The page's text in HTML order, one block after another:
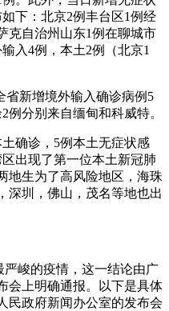
下：北京2例丰台区1例经
克自治州山东1例在聊城市
入4例，本土2例（北京1
省新增境外输入确诊病例5
分别来自缅甸和科威特。
确诊，5例本土无症状感
出现了第一位本土新冠肺
地生为了高风险地区，海珠
深圳，佛山，茂名等地也出
严峻的疫情，这一结论由广
会上明确通报。以下是具体
民政府新闻办公室的发布会